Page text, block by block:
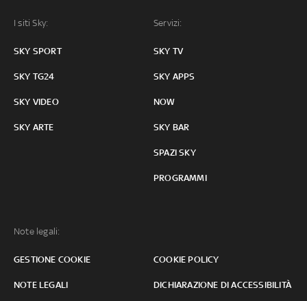
I siti Sky:
SKY SPORT
SKY TG24
SKY VIDEO
SKY ARTE
Servizi:
SKY TV
SKY APPS
NOW
SKY BAR
SPAZI SKY
PROGRAMMI
Note legali:
GESTIONE COOKIE COOKIE POLICY
NOTE LEGALI DICHIARAZIONE DI ACCESSIBILITÀ